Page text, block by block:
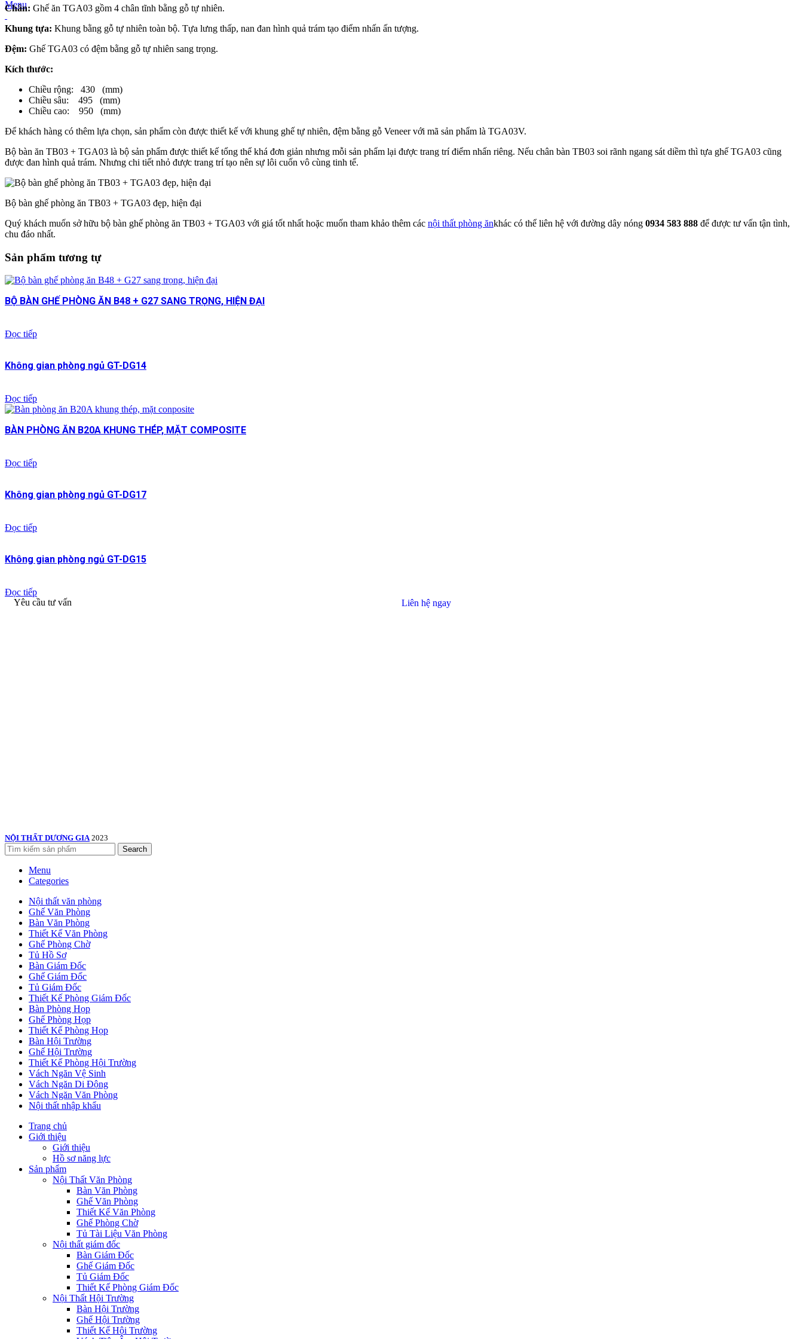
Menu
Chân: Ghế ăn TGA03 gồm 4 chân tĩnh bằng gỗ tự nhiên.
Khung tựa: Khung bằng gỗ tự nhiên toàn bộ. Tựa lưng thấp, nan đan hình quả trám tạo điểm nhấn ấn tượng.
Đệm: Ghế TGA03 có đệm bằng gỗ tự nhiên sang trọng.
Kích thước:
Chiều rộng: 430 (mm)
Chiều sâu: 495 (mm)
Chiều cao: 950 (mm)
Để khách hàng có thêm lựa chọn, sản phẩm còn được thiết kế với khung ghế tự nhiên, đệm bằng gỗ Veneer với mã sản phẩm là TGA03V.
Bộ bàn ăn TB03 + TGA03 là bộ sản phẩm được thiết kế tổng thể khá đơn giản nhưng mỗi sản phẩm lại được trang trí điểm nhấn riêng. Nếu chân bàn TB03 soi rãnh ngang sát diềm thì tựa ghế TGA03 cũng
được đan hình quả trám. Nhưng chi tiết nhỏ được trang trí tạo nên sự lôi cuốn vô cùng tinh tế.
Bộ bàn ghế phòng ăn TB03 + TGA03 đẹp, hiện đại
Quý khách muốn sở hữu bộ bàn ghế phòng ăn TB03 + TGA03 với giá tốt nhất hoặc muốn tham khảo thêm các nội thất phòng ănkhác có thể liên hệ với đường dây nóng 0934 583 888 để được tư vấn tận tình,
chu đáo nhất.
Sản phẩm tương tự
BỘ BÀN GHẾ PHÒNG ĂN B48 + G27 SANG TRỌNG, HIỆN ĐẠI
Đọc tiếp
Không gian phòng ngủ GT-DG14
Đọc tiếp
BÀN PHÒNG ĂN B20A KHUNG THÉP, MẶT COMPOSITE
Đọc tiếp
Không gian phòng ngủ GT-DG17
Đọc tiếp
Không gian phòng ngủ GT-DG15
Đọc tiếp
Yêu cầu tư vấn
Liên hệ ngay
NỘI THẤT DƯƠNG GIA 2023
Search
Menu
Categories
Nội thất văn phòng
Ghế Văn Phòng
Bàn Văn Phòng
Thiết Kế Văn Phòng
Ghế Phòng Chờ
Tủ Hồ Sơ
Bàn Giám Đốc
Ghế Giám Đốc
Tủ Giám Đốc
Thiết Kế Phòng Giám Đốc
Bàn Phòng Họp
Ghế Phòng Họp
Thiết Kế Phòng Họp
Bàn Hội Trường
Ghế Hội Trường
Thiết Kế Phòng Hội Trường
Vách Ngăn Vệ Sinh
Vách Ngăn Di Động
Vách Ngăn Văn Phòng
Nội thất nhập khẩu
Trang chủ
Giới thiệu
Giới thiệu
Hồ sơ năng lực
Sản phẩm
Nội Thất Văn Phòng
Bàn Văn Phòng
Ghế Văn Phòng
Thiết Kế Văn Phòng
Ghế Phòng Chờ
Tủ Tài Liệu Văn Phòng
Nội thất giám đốc
Bàn Giám Đốc
Ghế Giám Đốc
Tủ Giám Đốc
Thiết Kế Phòng Giám Đốc
Nội Thất Hội Trường
Bàn Hội Trường
Ghế Hội Trường
Thiết Kế Hội Trường